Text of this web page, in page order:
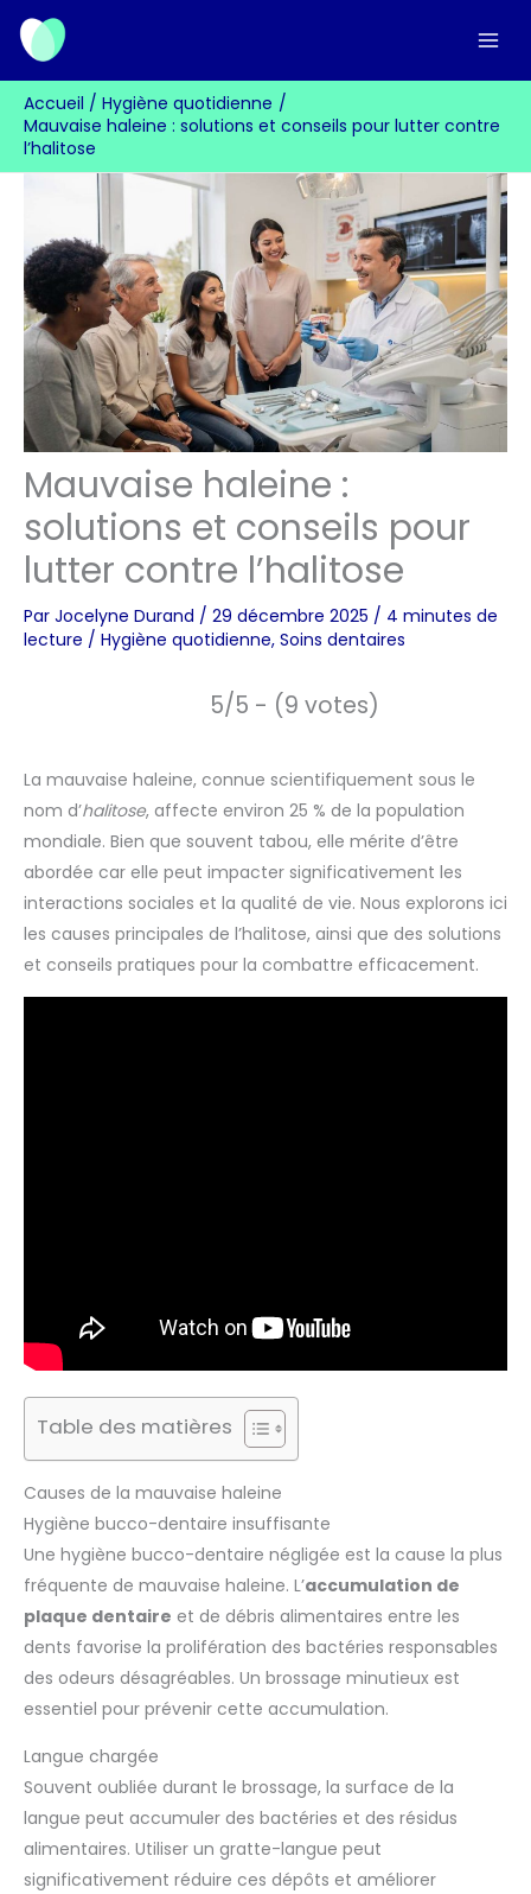
Aller
contenu
Accueil
Hygiène quotidienne
Mauvaise haleine : solutions et conseils pour lutter contre
l’halitose
Mauvaise haleine :
solutions et conseils pour
lutter contre l’halitose
Par Jocelyne Durand / 29 décembre 2025 / 4 minutes de
lecture / Hygiène quotidienne, Soins dentaires
5/5 - (9 votes)
La mauvaise haleine, connue scientifiquement sous le
nom d’halitose, affecte environ 25 % de la population
mondiale. Bien que souvent tabou, elle mérite d’être
abordée car elle peut impacter significativement les
interactions sociales et la qualité de vie. Nous explorons ici
les causes principales de l’halitose, ainsi que des solutions
et conseils pratiques pour la combattre efficacement.
Table des matières
Causes de la mauvaise haleine
Hygiène bucco-dentaire insuffisante
Une hygiène bucco-dentaire négligée est la cause la plus
fréquente de mauvaise haleine. L’accumulation de
plaque dentaire et de débris alimentaires entre les
dents favorise la prolifération des bactéries responsables
des odeurs désagréables. Un brossage minutieux est
essentiel pour prévenir cette accumulation.
Langue chargée
Souvent oubliée durant le brossage, la surface de la
langue peut accumuler des bactéries et des résidus
alimentaires. Utiliser un gratte-langue peut
significativement réduire ces dépôts et améliorer